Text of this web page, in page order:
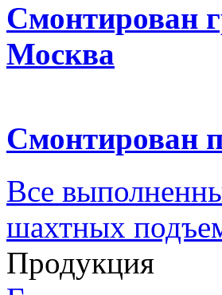
Смонтирован
Москва
Все
шахтных
Продукция